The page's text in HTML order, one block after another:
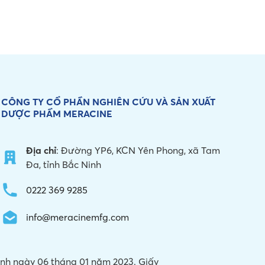
CÔNG TY CỔ PHẦN NGHIÊN CỨU VÀSẢN XUẤT
DƯỢC PHẨM MERACINE
Địa chỉ: Đường YP6, KCN Yên Phong, xã Tam
Đa, tỉnh Bắc Ninh
0222 369 9285
info@meracinemfg.com
ngày 06 tháng 01 năm 2023. Giấy